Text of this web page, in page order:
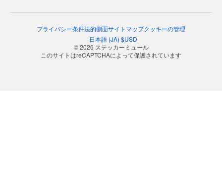
プライバシー条件法的側面サイトマップクッキーの管理
日本語(JA) $USD
© 2026 ステッカーミュール
このサイトはreCAPTCHAによって保護されています